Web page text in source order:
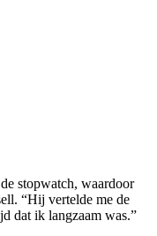
stopwatch, waardoor
“Hij vertelde me de
dat ik langzaam was.”